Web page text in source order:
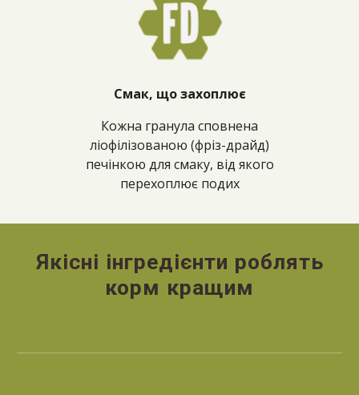
Смак, що захоплює
Кожна гранула сповнена
ліофілізованою (фріз-драйд)
печінкою для смаку, від якого
перехоплює подих
Якісні інгредієнти роблять
корм кращим